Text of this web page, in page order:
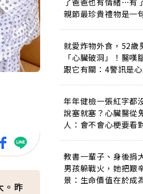
。昨
親節最珍貴禮物是一
就愛炸物外食，52歲
「心臟破洞」！醫嘆
跟它有關：4警訊是
年年健檢一張紅字都
說塞就塞？心臟醫從
人：會不會心梗要看
教書一輩子、身後捐
男孩躲戰火，她把艱
景：生命價值在於成